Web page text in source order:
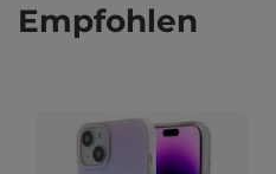
Empfohlen